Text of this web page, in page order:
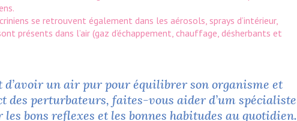
se retrouvent également dans les aérosols, sprays d’intérieur,
présents dans l’air (gaz d’échappement, chauffage, désherbants et
d’avoir un air pur pour équilibrer son organisme et
des perturbateurs, faites-vous aider d’um spécialiste
bons reflexes et les bonnes habitudes au quotidien.